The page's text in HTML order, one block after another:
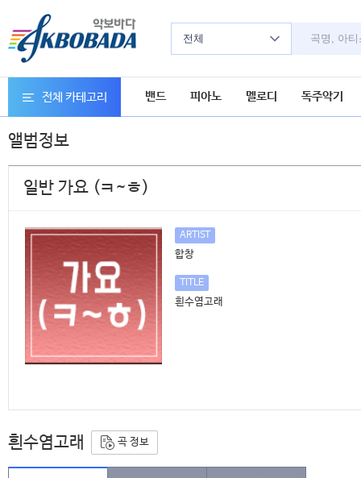
전체
전체 카테고리 밴드 피아노 멜로디 독주악기
앨범정보
일반 가요 (ㅋ~ㅎ)
ARTIST
합창
TITLE
흰수염고래
흰수염고래 곡 정보